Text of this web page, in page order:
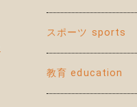
スポーツ sports
教育 education